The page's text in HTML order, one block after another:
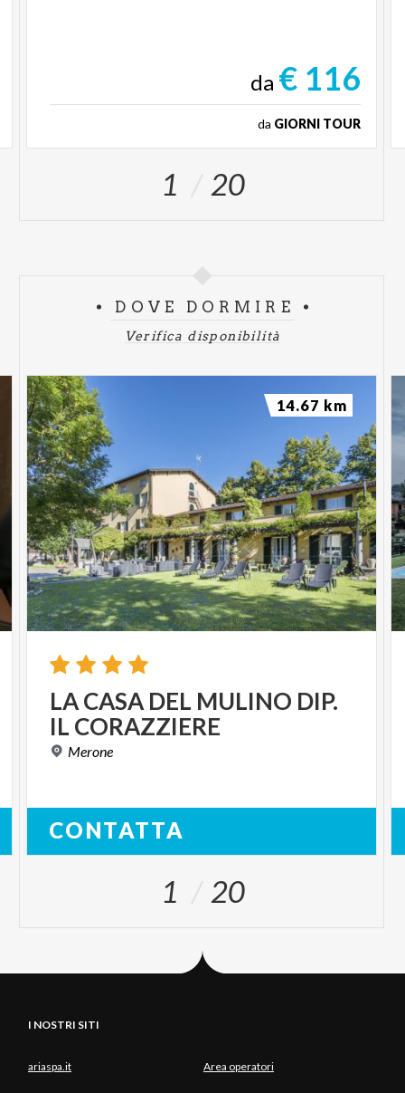
da € 116
da GIORNI TOUR
1 20
DOVE DORMIRE
Verifica disponibilità
LACASA DEL MULINO DIP.
IL CORAZZIERE
Merone
CONTATTA
14.67 km
1 20
I NOSTRI SITI
ariaspa.it Area operatori